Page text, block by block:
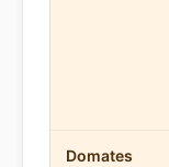
Domates